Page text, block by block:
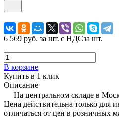
6 569 руб. за шт. с НДСза шт.
В корзине
Купить в 1 клик
Описание
На центральном складе в
Цена действительна только для
отличаться от цен в розничных